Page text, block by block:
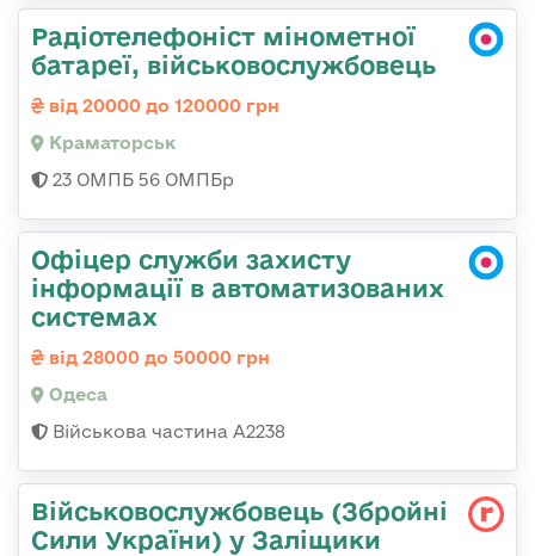
Радіотелефоніст мінометної
батареї, військовослужбовець
від 20000 до 120000 грн
Краматорськ
23 ОМПБ 56 ОМПБр
Офіцер служби захисту
інформації в автоматизованих
системах
від 28000 до 50000 грн
Одеса
Військова частина А2238
Військовослужбовець (Збройні
Сили України) у Заліщики